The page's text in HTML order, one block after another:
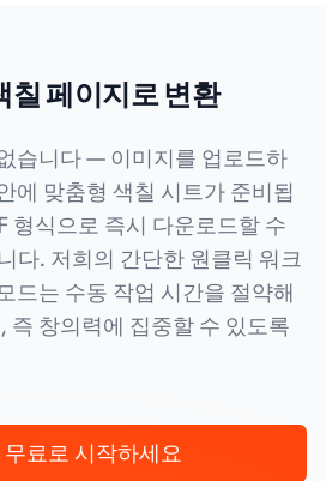
칠 페이지로 변환
습니다 — 이미지를 업로드하
에 맞춤형 색칠 시트가 준비됩
형식으로 즉시 다운로드할 수
다. 저희의 간단한 원클릭 워크
드는 수동 작업 시간을 절약해
즉 창의력에 집중할 수 있도록
무료로 시작하세요